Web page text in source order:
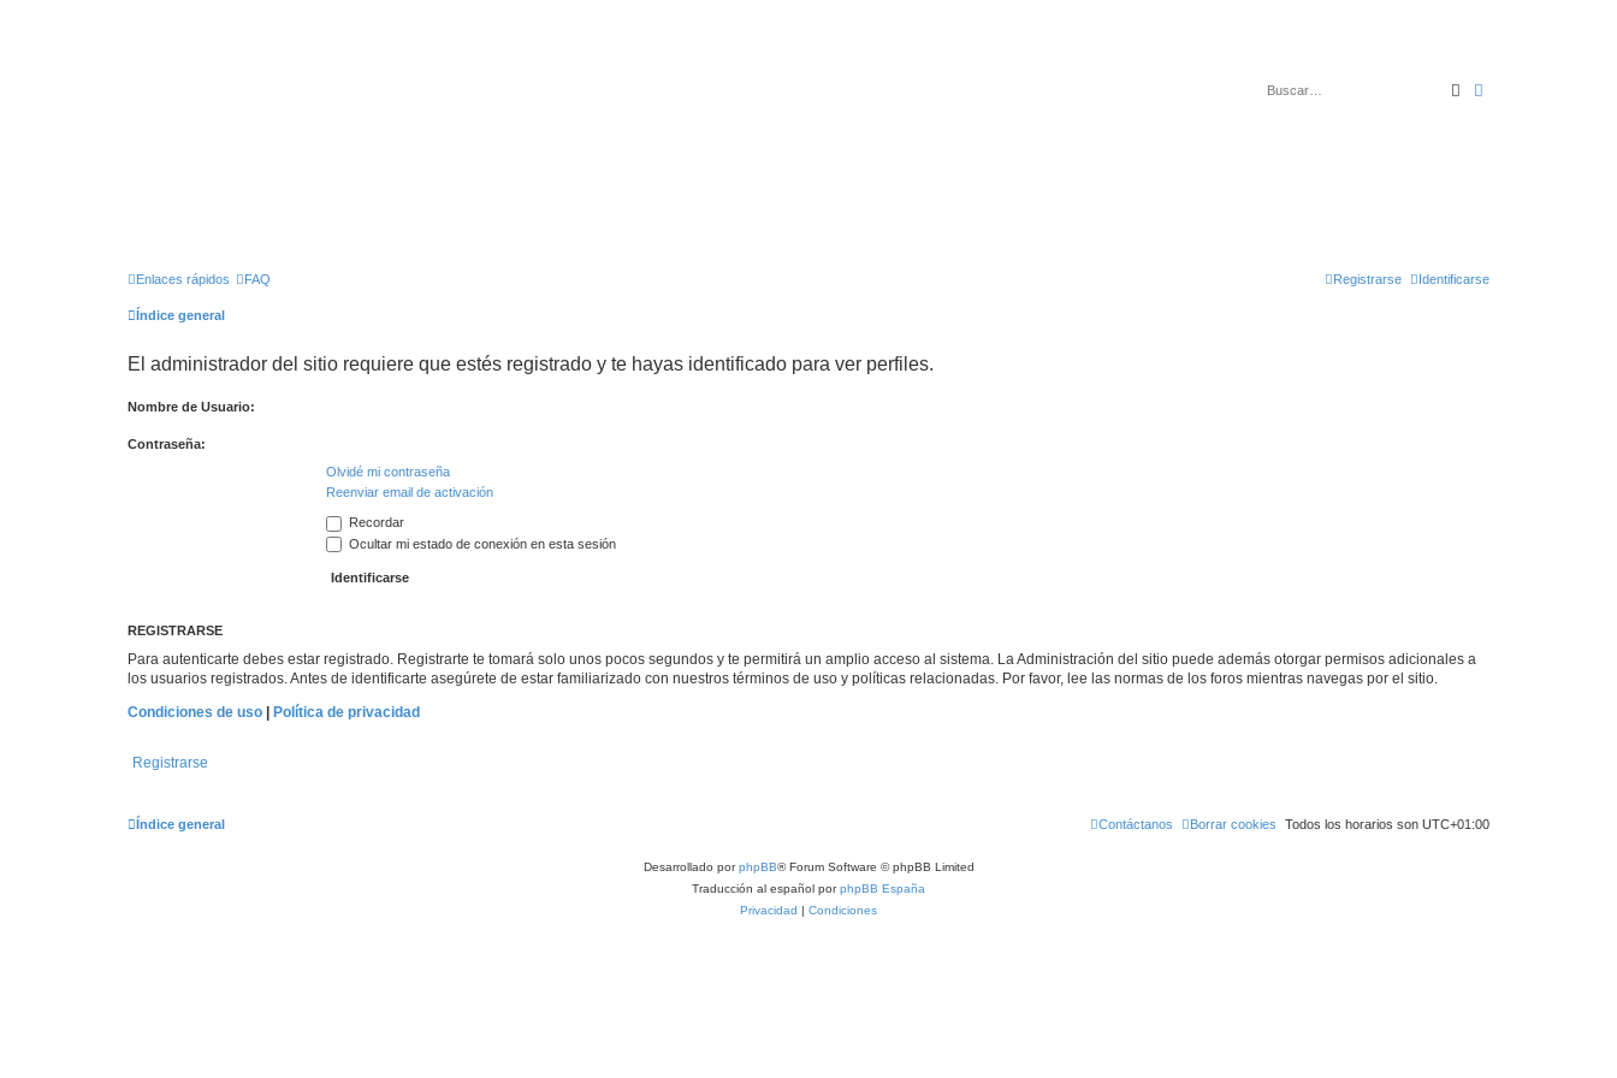
Buscar
Enlaces rápidos FAQ Identificarse
Registrarse
Índice general
El administrador del sitio requiere que estés registrado y te hayas identificado para ver perfiles.
Nombre de Usuario:
Contraseña:
Olvidé mi contraseña
Reenviar email de activación
Recordar
Ocultar mi estado de conexión en esta sesión
REGISTRARSE
Para autenticarte debes estar registrado. Registrarte te tomará solo unos pocos segundos y te permitirá un amplio acceso al sistema. La Administración del sitio puede además otorgar permisos adicionales a
los usuarios registrados. Antes de identificarte asegúrete de estar familiarizado con nuestros términos de uso y políticas relacionadas. Por favor, lee las normas de los foros mientras navegas por el sitio.
Condiciones de uso | Política de privacidad
Registrarse
Índice general Todos los horarios son UTC+01:00
Borrar cookies
Contáctanos
Desarrollado porphpBB® Forum Software © phpBB Limited
Traducción al español porphpBB España
Privacidad | Condiciones